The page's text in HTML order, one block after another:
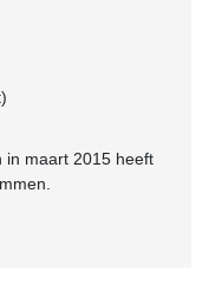
in maart 2015 heeft